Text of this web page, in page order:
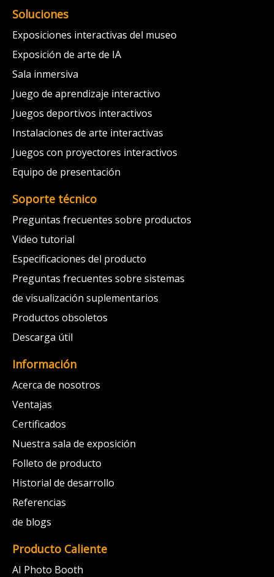
Soluciones
Exposiciones interactivas del museo
Exposición de arte de IA
Sala inmersiva
Juego de aprendizaje interactivo
Juegos deportivos interactivos
Instalaciones de arte interactivas
Juegos con proyectores interactivos
Equipo de presentación
Soporte técnico
Preguntas frecuentes sobre productos
Video tutorial
Especificaciones del producto
Preguntas frecuentes sobre sistemas
de visualización suplementarios
Productos obsoletos
Descarga útil
Información
Acerca de nosotros
Ventajas
Certificados
Nuestra sala de exposición
Folleto de producto
Historial de desarrollo
Referencias
de blogs
Producto Caliente
AI Photo Booth